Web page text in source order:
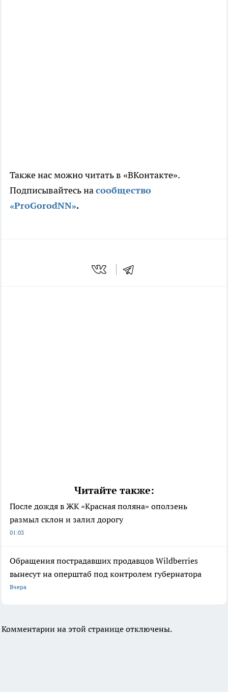
Также нас можно читать в «ВКонтакте».
Подписывайтесь насообщество
«ProGorodNN».
Читайте также:
После дождя в ЖК «Красная поляна» оползень
размыл склон и залил дорогу
01:03
Обращения пострадавших продавцов Wildberries
вынесут на оперштаб под контролем губернатора
Вчера
Комментарии на этой странице отключены.